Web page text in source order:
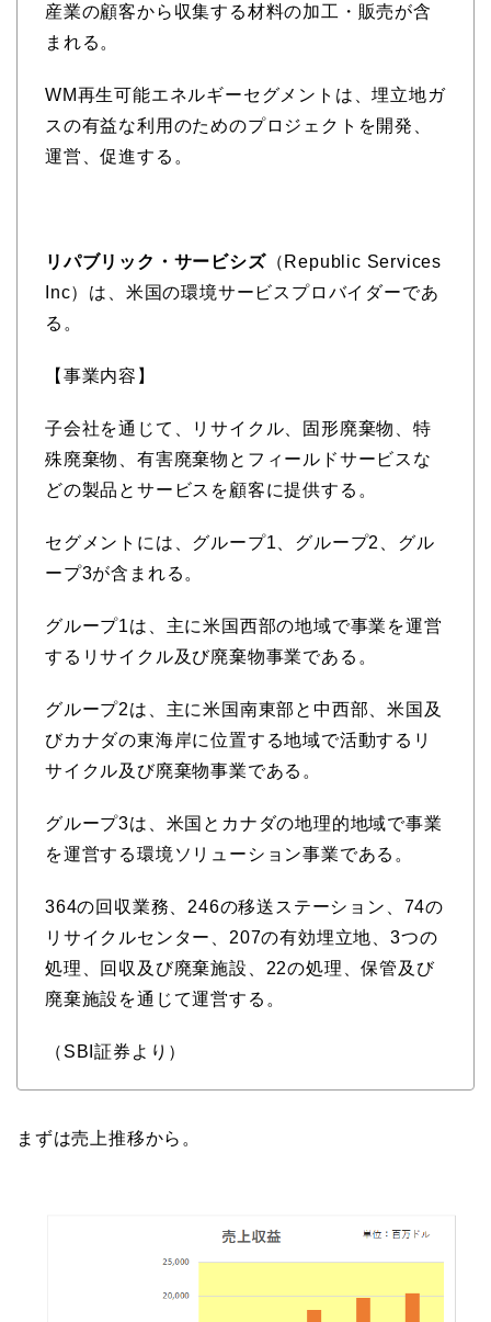
産業の顧客から収集する材料の加工・販売が含
まれる。
WM再生可能エネルギーセグメントは、埋立地ガ
スの有益な利用のためのプロジェクトを開発、
運営、促進する。
リパブリック・サービシズ（Republic Services
Inc）は、米国の環境サービスプロバイダーであ
る。
【事業内容】
子会社を通じて、リサイクル、固形廃棄物、特
殊廃棄物、有害廃棄物とフィールドサービスな
どの製品とサービスを顧客に提供する。
セグメントには、グループ1、グループ2、グル
ープ3が含まれる。
グループ1は、主に米国西部の地域で事業を運営
するリサイクル及び廃棄物事業である。
グループ2は、主に米国南東部と中西部、米国及
びカナダの東海岸に位置する地域で活動するリ
サイクル及び廃棄物事業である。
グループ3は、米国とカナダの地理的地域で事業
を運営する環境ソリューション事業である。
364の回収業務、246の移送ステーション、74の
リサイクルセンター、207の有効埋立地、3つの
処理、回収及び廃棄施設、22の処理、保管及び
廃棄施設を通じて運営する。
（SBI証券より）
まずは売上推移から。